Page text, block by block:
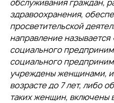
обслуживания граждан,
здравоохранения,
просветительской
направление
социального
социального
учреждены женщинами,
возрасте до 7 лет, либо
таких женщин, включены